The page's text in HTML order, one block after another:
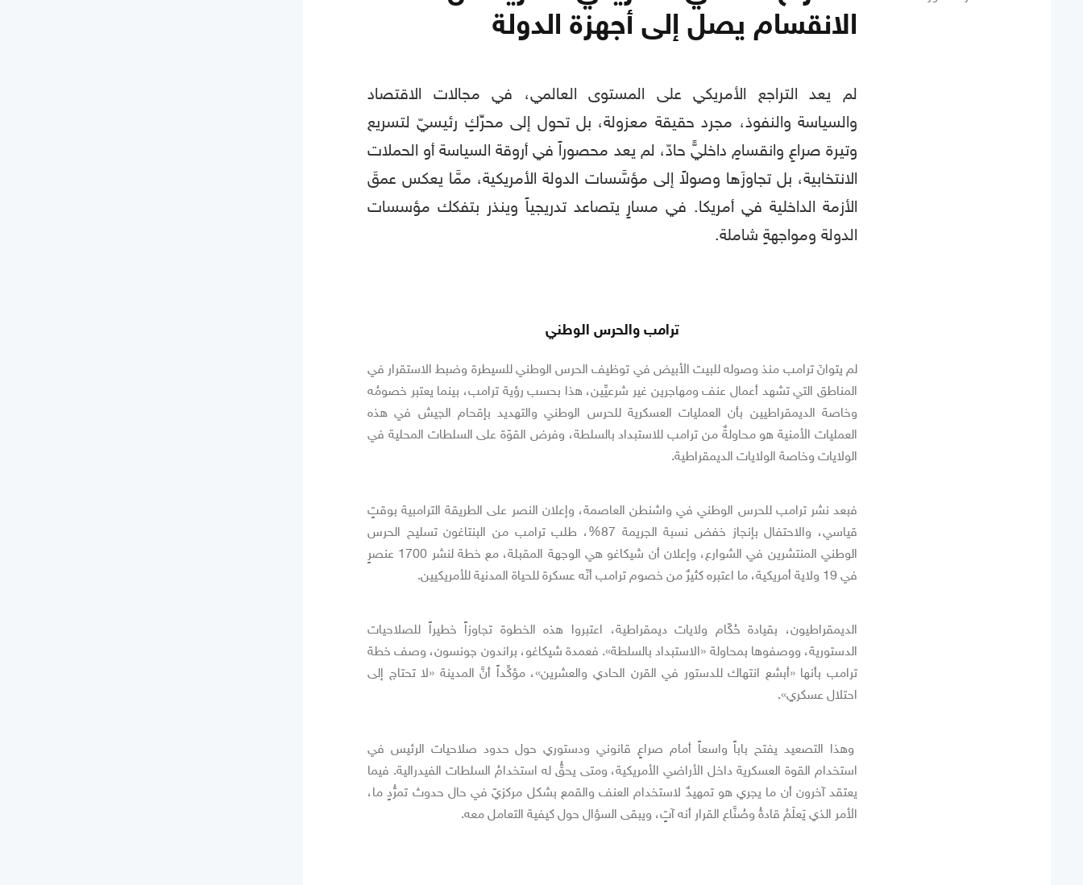
الانقسام يصل إلى أجهزة الدولة
لم يعد التراجع الأمريكي على المستوى العالمي، في مجالات الاقتصاد
والسياسة والنفوذ، مجرد حقيقة معزولة، بل تحول إلى محرِّكٍ رئيسيّ لتسريع
وتيرة صراعٍ وانقسامٍ داخليٍّ حادّ، لم يعد محصوراً في أروقة السياسة أو الحملات
الانتخابية، بل تجاوزَها وصولاً إلى مؤسَّسات الدولة الأمريكية، ممَّا يعكس عمقَ
الأزمة الداخلية في أمريكا. في مسارٍ يتصاعد تدريجياً وينذر بتفكك مؤسسات
الدولة ومواجهةٍ شاملة.
ترامب والحرس الوطني
لم يتوانَ ترامب منذ وصوله للبيت الأبيض في توظيف الحرس الوطني للسيطرة وضبط الاستقرار في
المناطق التي تشهد أعمال عنف ومهاجرين غير شرعيِّين، هذا بحسب رؤية ترامب، بينما يعتبر خصومُه
وخاصة الديمقراطيين بأن العمليات العسكرية للحرس الوطني والتهديد بإقحام الجيش في هذه
العمليات الأمنية هو محاولةٌ من ترامب للاستبداد بالسلطة، وفرض القوّة على السلطات المحلية في
الولايات وخاصة الولايات الديمقراطية.
فبعد نشر ترامب للحرس الوطني في واشنطن العاصمة، وإعلان النصر على الطريقة الترامبية بوقتٍ
قياسي، والاحتفال بإنجاز خفض نسبة الجريمة 87%، طلب ترامب من البنتاغون تسليح الحرس
الوطني المنتشرين في الشوارع، وإعلان أن شيكاغو هي الوجهة المقبلة، مع خطة لنشر 1700 عنصرٍ
في 19 ولاية أمريكية، ما اعتبره كثيرٌ من خصوم ترامب أنّه عسكرة للحياة المدنية للأمريكيين.
الديمقراطيون، بقيادة حُكّام ولايات ديمقراطية، اعتبروا هذه الخطوة تجاوزاً خطيراً للصلاحيات
الدستورية، ووصفوها بمحاولة «الاستبداد بالسلطة». فعمدة شيكاغو، براندون جونسون، وصف خطة
ترامب بأنها «أبشع انتهاك للدستور في القرن الحادي والعشرين»، مؤكِّداً أنَّ المدينة «لا تحتاج إلى
احتلال عسكري».
وهذا التصعيد يفتح باباً واسعاً أمام صراعٍ قانوني ودستوري حول حدود صلاحيات الرئيس في
استخدام القوة العسكرية داخل الأراضي الأمريكية، ومتى يحقُّ له استخدامُ السلطات الفيدرالية. فيما
يعتقد آخرون أن ما يجري هو تمهيدٌ لاستخدام العنف والقمع بشكل مركزيّ في حال حدوث تمرُّدٍ ما،
الأمر الذي يَعلَمُ قادةُ وصُنَّاع القرار أنه آتٍ، ويبقى السؤال حول كيفية التعامل معه.